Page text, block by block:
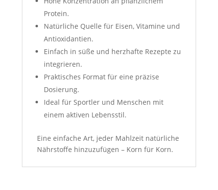
Protein.
Natürliche Quelle für Eisen, Vitamine und
Antioxidantien.
Einfach in süße und herzhafte Rezepte zu
integrieren.
Praktisches Format für eine präzise
Dosierung.
Ideal für Sportler und Menschen mit
einem aktiven Lebensstil.
Eine einfache Art, jeder Mahlzeit natürliche
Nährstoffe hinzuzufügen – Korn für Korn.